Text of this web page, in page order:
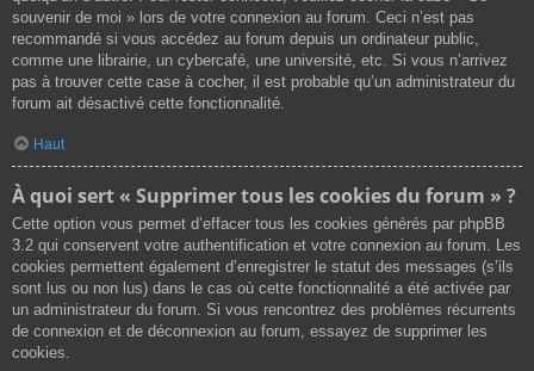
souvenir de moi » lors de votre connexion au forum. Ceci n’est pas
recommandé si vous accédez au forum depuis un ordinateur public,
comme une librairie, un cybercafé, une université, etc. Si vous n’arrivez
pas à trouver cette case à cocher, il est probable qu’un administrateur du
forum ait désactivé cette fonctionnalité.
Haut
À quoi sert « Supprimer tous les cookies du forum » ?
Cette option vous permet d’effacer tous les cookies générés par phpBB
3.2 qui conservent votre authentification et votre connexion au forum. Les
cookies permettent également d’enregistrer le statut des messages (s’ils
sont lus ou non lus) dans le cas où cette fonctionnalité a été activée par
un administrateur du forum. Si vous rencontrez des problèmes récurrents
de connexion et de déconnexion au forum, essayez de supprimer les
cookies.